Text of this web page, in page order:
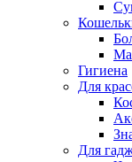
Гигиена
Для
Для